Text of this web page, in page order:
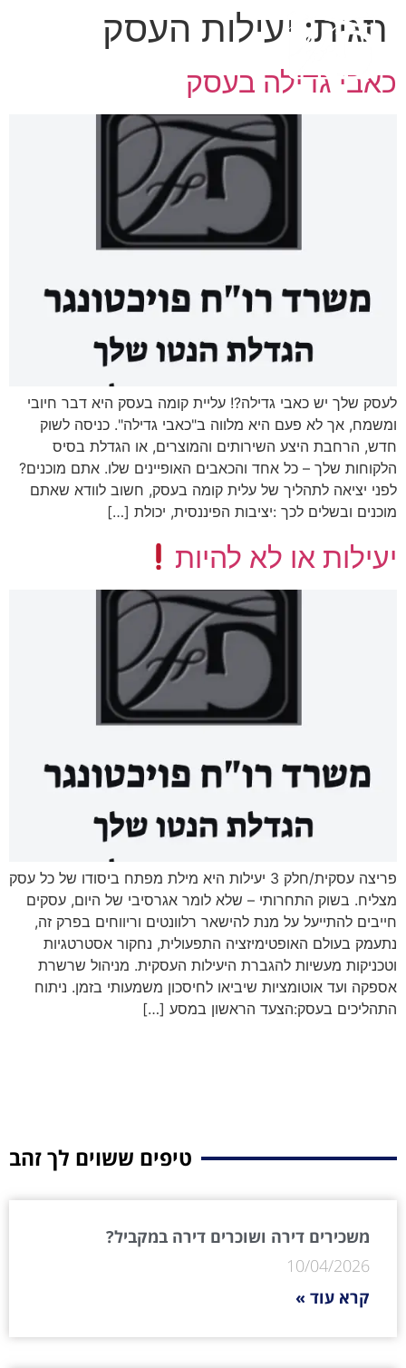
תגית: יעילות העסק
כאבי גדילה בעסק
לעסק שלך יש כאבי גדילה?! עליית קומה בעסק היא דבר חיובי
ומשמח, אך לא פעם היא מלווה ב"כאבי גדילה". כניסה לשוק
חדש, הרחבת היצע השירותים והמוצרים, או הגדלת בסיס
הלקוחות שלך – כל אחד והכאבים האופיינים שלו. אתם מוכנים?
לפני יציאה לתהליך של עלית קומה בעסק, חשוב לוודא שאתם
מוכנים ובשלים לכך :יציבות הפיננסית, יכולת […]
יעילות או לא להיות
פריצה עסקית/חלק 3 יעילות היא מילת מפתח ביסודו של כל עסק
מצליח. בשוק התחרותי – שלא לומר אגרסיבי של היום, עסקים
חייבים להתייעל על מנת להישאר רלוונטים וריווחים בפרק זה,
נתעמק בעולם האופטימיזציה התפעולית, נחקור אסטרטגיות
וטכניקות מעשיות להגברת היעילות העסקית. מניהול שרשרת
אספקה ועד אוטומציות שיביאו לחיסכון משמעותי בזמן. ניתוח
התהליכים בעסק:הצעד הראשון במסע […]
טיפים ששוים לך זהב
משכירים דירה ושוכרים דירה במקביל?
10/04/2026
קרא עוד »